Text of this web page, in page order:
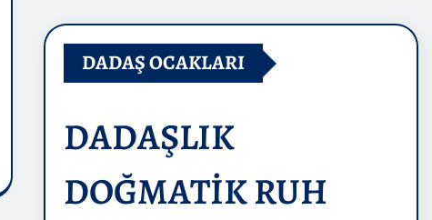
DADAŞ OCAKLARI
DADAŞLIK
DOĞMATİK RUH